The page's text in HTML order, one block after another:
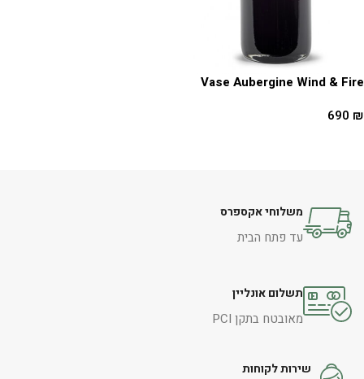
Vase Aubergine Wind & Fire
690 ₪
משלוחי אקספרס
עד פתח הבית
תשלום אונליין
מאובטח בתקן PCI
שירות לקוחות